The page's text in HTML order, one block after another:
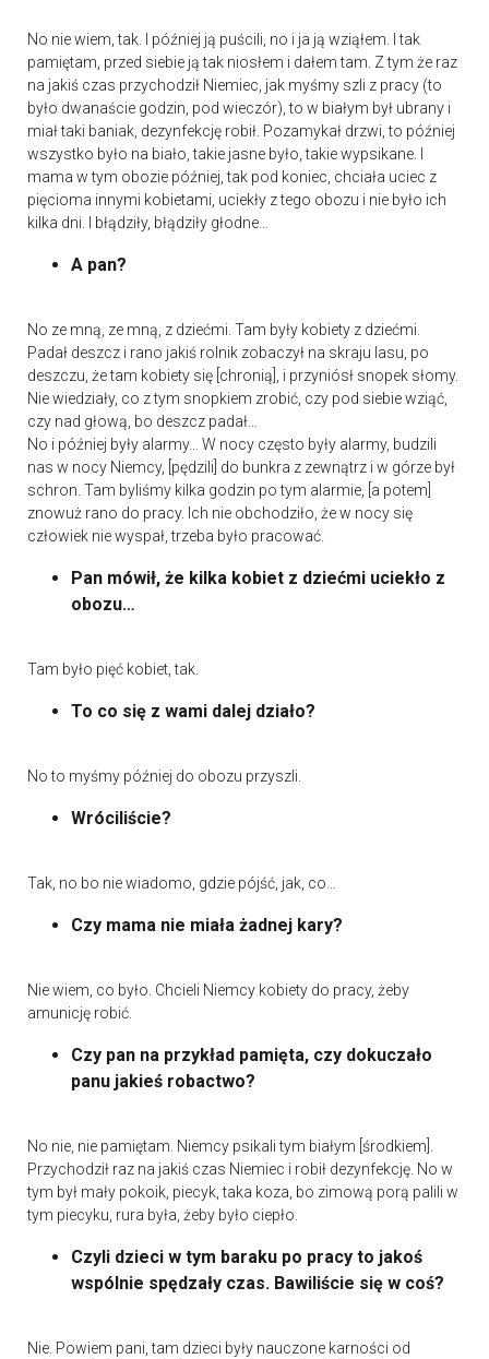
No nie wiem, tak. I później ją puścili, no i ja ją wziąłem. I tak
pamiętam, przed siebie ją tak niosłem i dałem tam. Z tym że raz
na jakiś czas przychodził Niemiec, jak myśmy szli z pracy (to
było dwanaście godzin, pod wieczór), to w białym był ubrany i
miał taki baniak, dezynfekcję robił. Pozamykał drzwi, to później
wszystko było na biało, takie jasne było, takie wypsikane. I
mama w tym obozie później, tak pod koniec, chciała uciec z
pięcioma innymi kobietami, uciekły z tego obozu i nie było ich
kilka dni. I błądziły, błądziły głodne…
A pan?
No ze mną, ze mną, z dziećmi. Tam były kobiety z dziećmi.
Padał deszcz i rano jakiś rolnik zobaczył na skraju lasu, po
deszczu, że tam kobiety się [chronią], i przyniósł snopek słomy.
Nie wiedziały, co z tym snopkiem zrobić, czy pod siebie wziąć,
czy nad głową, bo deszcz padał…
No i później były alarmy… W nocy często były alarmy, budzili
nas w nocy Niemcy, [pędzili] do bunkra z zewnątrz i w górze był
schron. Tam byliśmy kilka godzin po tym alarmie, [a potem]
znowuż rano do pracy. Ich nie obchodziło, że w nocy się
człowiek nie wyspał, trzeba było pracować.
Pan mówił, że kilka kobiet z dziećmi uciekło z
obozu…
Tam było pięć kobiet, tak.
To co się z wami dalej działo?
No to myśmy później do obozu przyszli.
Wróciliście?
Tak, no bo nie wiadomo, gdzie pójść, jak, co…
Czy mama nie miała żadnej kary?
Nie wiem, co było. Chcieli Niemcy kobiety do pracy, żeby
amunicję robić.
Czy pan na przykład pamięta, czy dokuczało
panu jakieś robactwo?
No nie, nie pamiętam. Niemcy psikali tym białym [środkiem].
Przychodził raz na jakiś czas Niemiec i robił dezynfekcję. No w
tym był mały pokoik, piecyk, taka koza, bo zimową porą palili w
tym piecyku, rura była, żeby było ciepło.
Czyli dzieci w tym baraku po pracy to jakoś
wspólnie spędzały czas. Bawiliście się w coś?
Nie. Powiem pani, tam dzieci były nauczone karności od